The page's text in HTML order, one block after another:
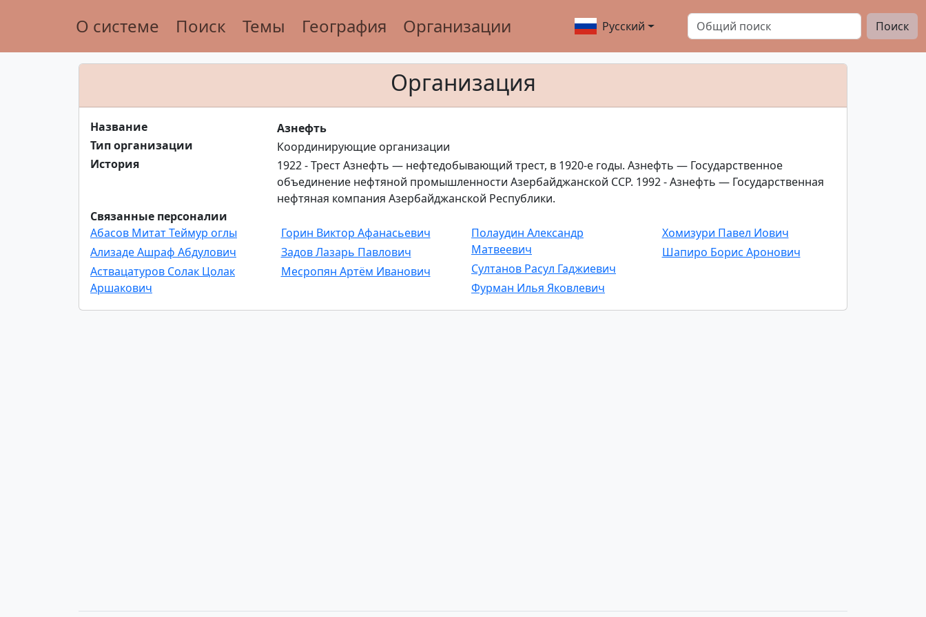
О системе Поиск Темы География Организации Русский Поиск
Организация
Название
Азнефть
Тип организации
Координирующие организации
История
1922 - Трест Азнефть — нефтедобывающий трест, в 1920-е годы. Азнефть — Государственное
объединение нефтяной промышленности Азербайджанской ССР. 1992 - Азнефть — Государственная
нефтяная компания Азербайджанской Республики.
Связанные персоналии
Абасов Митат Теймур оглы
Ализаде Ашраф Абдулович
Аствацатуров Солак Цолак
Аршакович
Горин Виктор Афанасьевич
Задов Лазарь Павлович
Месропян Артём Иванович
Полаудин Александр
Матвеевич
Султанов Расул Гаджиевич
Фурман Илья Яковлевич
Хомизури Павел Иович
Шапиро Борис Аронович